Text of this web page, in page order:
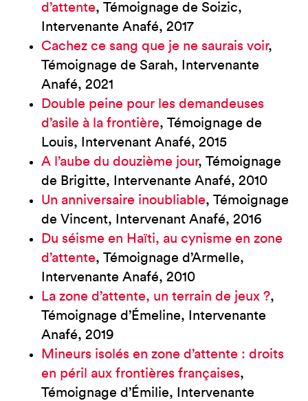
d’attente, Témoignage de Soizic,
Intervenante Anafé, 2017
Cachez ce sang que je ne saurais voir,
Témoignage de Sarah, Intervenante
Anafé, 2021
Double peine pour les demandeuses
d’asile à la frontière, Témoignage de
Louis, Intervenant Anafé, 2015
A l’aube du douzième jour, Témoignage
de Brigitte, Intervenante Anafé, 2010
Un anniversaire inoubliable, Témoignage
de Vincent, Intervenant Anafé, 2016
Du séisme en Haïti, au cynisme en zone
d’attente, Témoignage d’Armelle,
Intervenante Anafé, 2010
La zone d’attente, un terrain de jeux ?,
Témoignage d’Émeline, Intervenante
Anafé, 2019
Mineurs isolés en zone d’attente : droits
en péril aux frontières françaises,
Témoignage d’Émilie, Intervenante